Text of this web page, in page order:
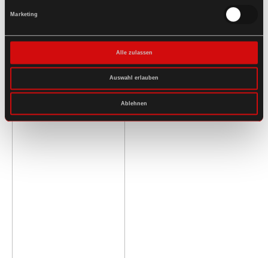
Marketing
Alle zulassen
Auswahl erlauben
Ablehnen